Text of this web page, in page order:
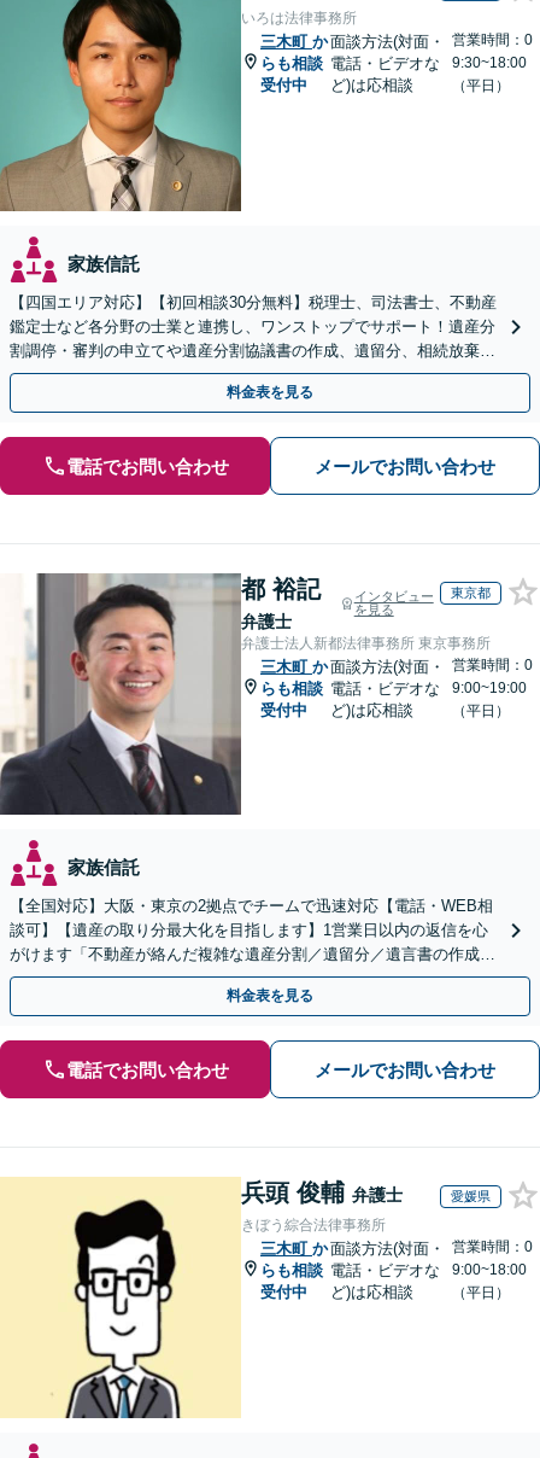
いろは法律事務所
三木町 か
らも相談
受付中
面談方法(対面・
電話・ビデオな
ど)は応相談
営業時間：0
9:30~18:00
（平日）
家族信託
【四国エリア対応】【初回相談30分無料】税理士、司法書士、不動産
鑑定士など各分野の士業と連携し、ワンストップでサポート！遺産分
割調停・審判の申立てや遺産分割協議書の作成、遺留分、相続放棄、
遺言書など幅広いご相談に対応【オンライン面談OK】
料金表を見る
電話でお問い合わせ メールでお問い合わせ
都 裕記
弁護士
インタビュー
を見る
東京都
弁護士法人新都法律事務所 東京事務所
三木町 か
らも相談
受付中
面談方法(対面・
電話・ビデオな
ど)は応相談
営業時間：0
9:00~19:00
（平日）
家族信託
【全国対応】大阪・東京の2拠点でチームで迅速対応【電話・WEB相
談可】【遺産の取り分最大化を目指します】1営業日以内の返信を心
がけます「不動産が絡んだ複雑な遺産分割／遺留分／遺言書の作成・
執行／事業承継など、お任せください」【休日相談あり】
料金表を見る
電話でお問い合わせ メールでお問い合わせ
兵頭 俊輔 弁護士 愛媛県
きぼう綜合法律事務所
三木町 か
らも相談
受付中
面談方法(対面・
電話・ビデオな
ど)は応相談
営業時間：0
9:00~18:00
（平日）